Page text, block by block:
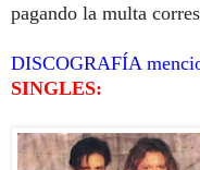
pagando la multa
DISCOGRAFÍA
SINGLES: